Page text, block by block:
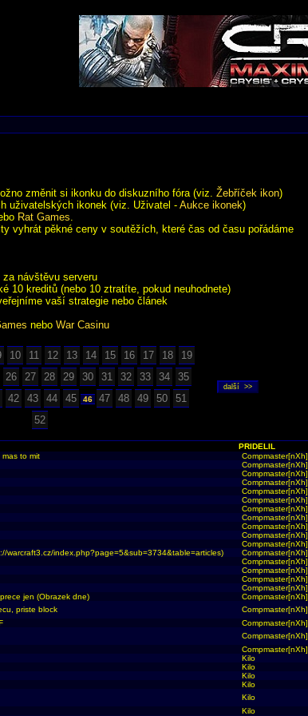
změnit si ikonku do diskuzního fóra (viz. Žebříček ikon)
uživatelských ikonek (viz. Uživatel - Aukce ikonek)
Rat Games
vyhrát pěkné ceny v soutěžích, které čas od času pořádáme
návštěvu serveru
10 kreditů (nebo 10 ztratíte, pokud neuhodnete)
vaší strategie nebo článek
nebo War Casinu
10 11 12 13 14 15 16 17 18
19
26 27 28 29 30 31 32 33 34
35
42 43 44 45 46 47 48 49 50
51
52
PRIDELIL
mas to mit Compmaster[nXh]
Compmaster[nXh]
Compmaster[nXh]
Compmaster[nXh]
Compmaster[nXh]
Compmaster[nXh]
Compmaster[nXh]
Compmaster[nXh]
Compmaster[nXh]
Compmaster[nXh]
Compmaster[nXh]
warcraft3.cz/index.php?page=5&sub=3734&table=articles) Compmaster[nXh]
Compmaster[nXh]
Compmaster[nXh]
Compmaster[nXh]
Compmaster[nXh]
jen (Obrazek dne) Compmaster[nXh]
priste block Compmaster[nXh]
Compmaster[nXh]
Compmaster[nXh]
Compmaster[nXh]
Kilo
Kilo
Kilo
Kilo
Kilo
Kilo